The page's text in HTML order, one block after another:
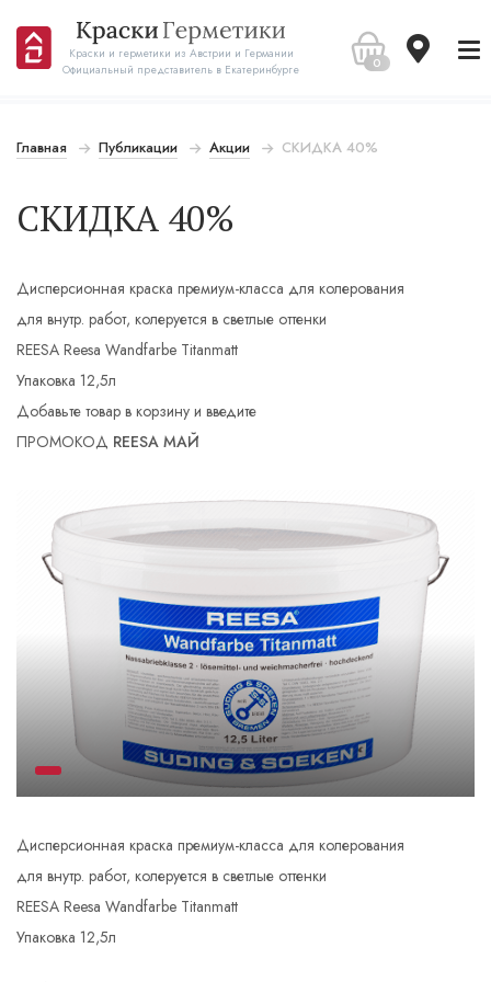
Краски и герметики из Австрии и Германии
Официальный представитель в Екатеринбурге
0
Главная Публикации Акции СКИДКА 40%
СКИДКА 40%
Дисперсионная краска премиум-класса для колерования
для внутр. работ, колеруется в светлые оттенки
REESA Reesa Wandfarbe Titanmatt
Упаковка 12,5л
Добавьте товар в корзину и введите
ПРОМОКОД REESA МАЙ
Дисперсионная краска премиум-класса для колерования
для внутр. работ, колеруется в светлые оттенки
REESA Reesa Wandfarbe Titanmatt
Упаковка 12,5л